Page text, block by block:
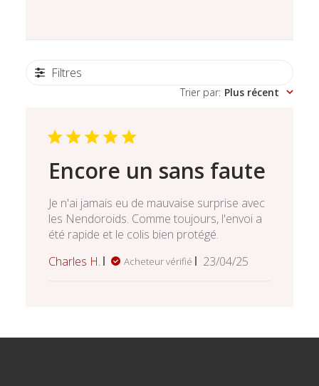
Filtres
Trier par: Plus récent
Encore un sans faute
Je n'ai jamais eu de mauvaise surprise avec
les Nendoroids. Comme toujours, l'envoi a
été rapide et le colis bien protégé.
Charles H.
Acheteur vérifié
Date
23/04/25